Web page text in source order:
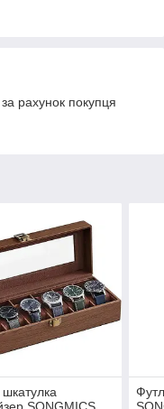
рахунок покупця